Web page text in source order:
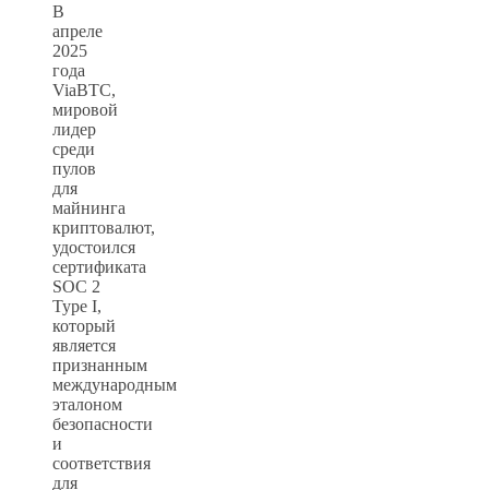
В
апреле
2025
года
ViaBTC,
мировой
лидер
среди
пулов
для
майнинга
криптовалют,
удостоился
сертификата
SOC 2
Type I,
который
является
признанным
международным
эталоном
безопасности
и
соответствия
для